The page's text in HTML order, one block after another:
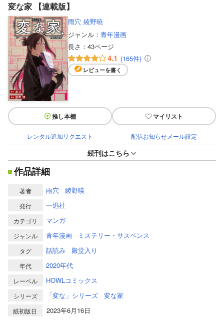
変な家 【連載版】
雨穴 綾野暁
ジャンル： 青年漫画
長さ： 43ページ
4.1 (165件)
レビューを書く
推し本棚 マイリスト
レンタル追加リクエスト 配信お知らせメール設定
続刊はこちら
作品詳細
著者 雨穴 綾野暁
発行 一迅社
カテゴリ マンガ
ジャンル 青年漫画 ミステリー・サスペンス
タグ 話読み 殿堂入り
年代 2020年代
レーベル HOWLコミックス
シリーズ 「変な」シリーズ 変な家
紙初版日
2023年6月16日